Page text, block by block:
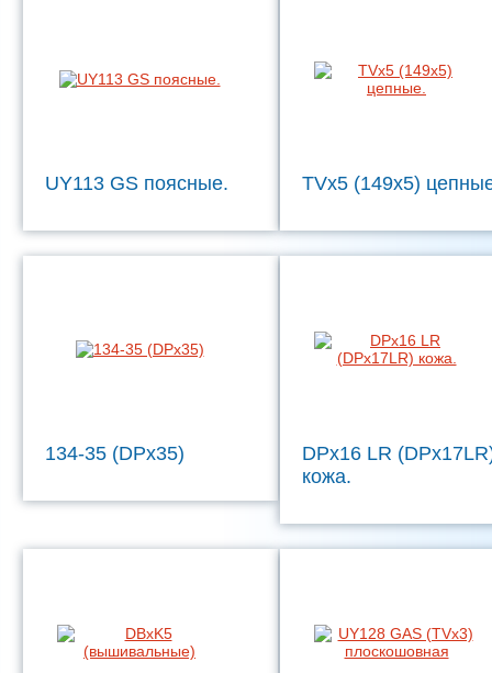
UY113 GS поясные. TVx5 (149x5)
134-35 (DPx35)
DPx16 LR
кожа.